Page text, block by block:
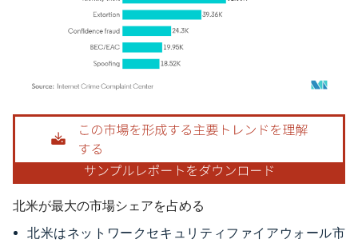
画像 © Mordor Intelligence。再利用にはCC BY 4.0の表示が必要です。
北米が最大の市場シェアを占める
北米はネットワークセキュリティファイアウォール市